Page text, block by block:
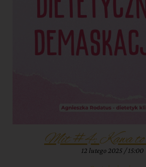
Mit #4: Kawa to
12 lutego 2025 15:00